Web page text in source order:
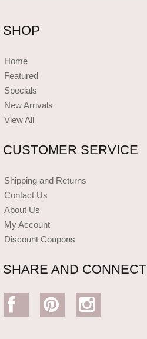
SHOP
Home
Featured
Specials
New Arrivals
View All
CUSTOMER SERVICE
Shipping and Returns
Contact Us
About Us
My Account
Discount Coupons
SHARE AND CONNECT